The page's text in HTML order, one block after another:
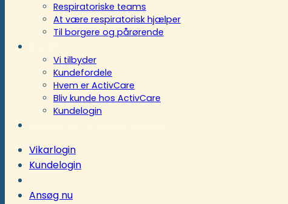
Respiratoriske teams
At være respiratorisk hjælper
Til borgere og pårørende
Vi tilbyder
Kundefordele
Hvem er ActivCare
Bliv kunde hos ActivCare
Kundelogin
Vikarlogin
Kundelogin
Ansøg nu